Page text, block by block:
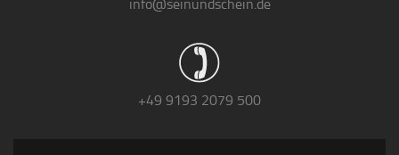
info@seinundschein.de
+49 9193 2079 500